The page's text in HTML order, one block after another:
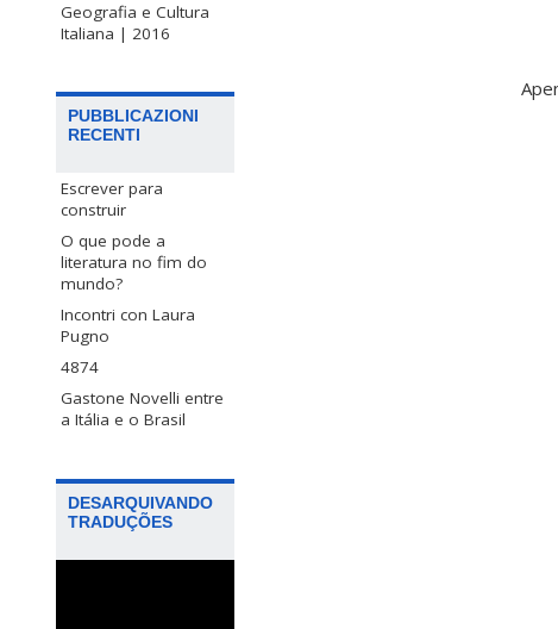
Geografia e Cultura
Italiana | 2016
PUBBLICAZIONI
RECENTI
Escrever para
construir
O que pode a
literatura no fim do
mundo?
Incontri con Laura
Pugno
4874
Gastone Novelli entre
a Itália e o Brasil
DESARQUIVANDO
TRADUÇÕES